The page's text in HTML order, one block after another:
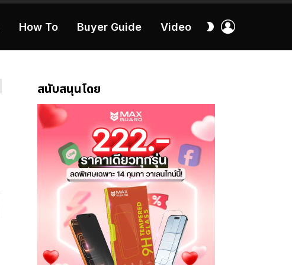
How To Buyer Guide Video
สลับ
สนับสนุนโดย